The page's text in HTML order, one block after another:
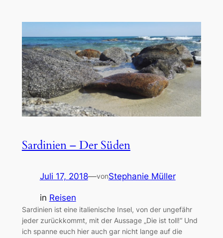
Sardinien – Der Süden
Juli 17, 2018—vonStephanie Müller
in Reisen
Sardinien ist eine italienische Insel, von der ungefähr
jeder zurückkommt, mit der Aussage „Die ist toll!“ Und
ich spanne euch hier auch gar nicht lange auf die